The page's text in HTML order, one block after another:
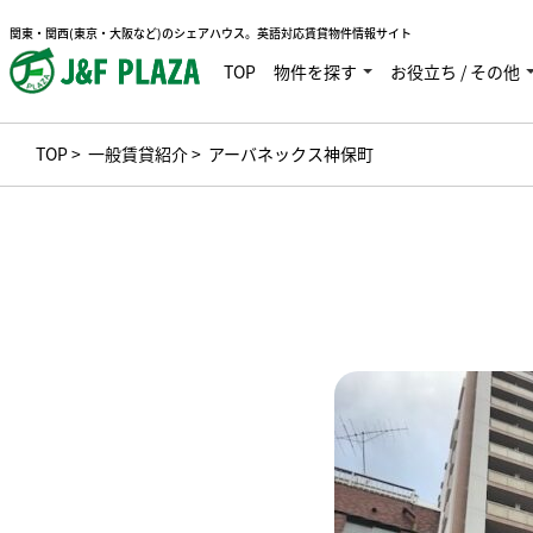
関東・関西(東京・大阪など)のシェアハウス。英語対応賃貸物件情報サイト
TOP 物件を探す お役立ち / その他
TOP> 一般賃貸紹介> アーバネックス神保町